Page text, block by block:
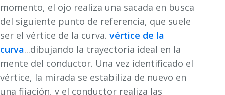
momento, el ojo realiza una sacada en busca
del siguiente punto de referencia, que suele
ser el vértice de la curva. vértice de la
curva...dibujando la trayectoria ideal en la
mente del conductor. Una vez identificado el
vértice, la mirada se estabiliza de nuevo en
una fijación, y el conductor realiza las